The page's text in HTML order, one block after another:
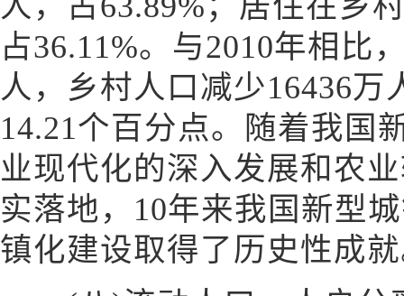
占36.11%。与2010年相比
人，乡村人口减少16436
14.21个百分点。随着我国
业现代化的深入发展和农
实落地，10年来我国新型
镇化建设取得了历史性成